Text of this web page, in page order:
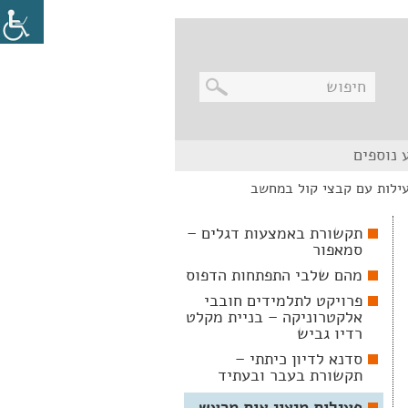
נוספים
עם קבצי קול במחשב
תקשורת באמצעות דגלים –
סמאפור
מהם שלבי התפתחות הדפוס
פרויקט לתלמידים חובבי
אלקטרוניקה – בניית מקלט
רדיו גביש
סדנא לדיון כיתתי –
תקשורת בעבר ובעתיד